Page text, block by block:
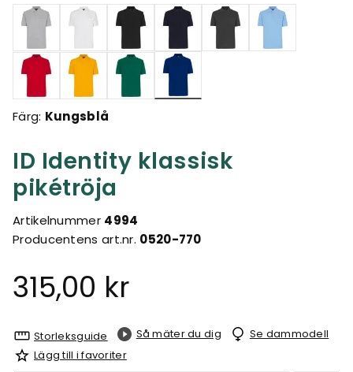
ID Identity klassisk
pikétröja
Artikelnummer 4994
Producentens art.nr. 0520-770
315,00 kr
Valda
Färg: Kungsblå
Storleksguide Så mäter du dig
Se dammodell
Lägg till i favoriter